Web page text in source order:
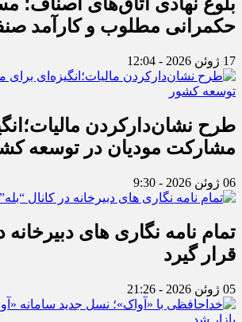
حکمرانی مطلوب و کارآمد
17 ژوئن 2026 - 12:04
طرح نشان‌دارکردن
مشارکت مودیان در توسعه
06 ژوئن 2026 - 9:30
تمام نامه نگاری های دبیرخانه
قرار گیرد
05 ژوئن 2026 - 21:26